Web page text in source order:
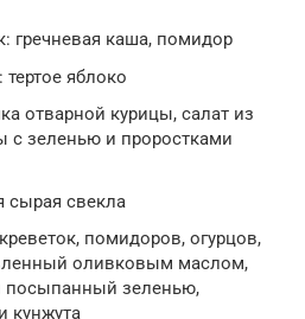
гречневая каша, помидор
тертое яблоко
отварной курицы, салат из
с зеленью и проростками
сырая свекла
помидоров, огурцов,
оливковым маслом,
посыпанный зеленью,
кунжута